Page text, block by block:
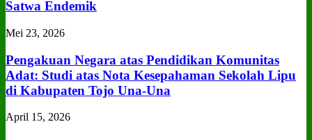
Satwa Endemik
Mei 23, 2026
Pengakuan Negara atas Pendidikan Komunitas
Adat: Studi atas Nota Kesepahaman Sekolah Lipu
di Kabupaten Tojo Una‑Una
April 15, 2026